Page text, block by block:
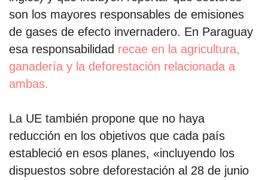
son los mayores responsables de emisiones
de gases de efecto invernadero. En Paraguay
esa responsabilidad recae en la agricultura,
ganadería y la deforestación relacionada a
ambas.
La UE también propone que no haya
reducción en los objetivos que cada país
estableció en esos planes, «incluyendo los
dispuestos sobre deforestación al 28 de junio